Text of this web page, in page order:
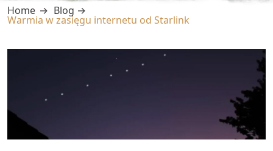
Home Blog
Warmia w zasięgu internetu od Starlink